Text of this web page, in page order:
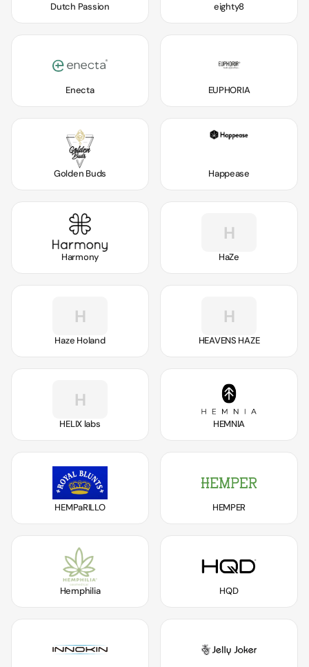
Dutch Passion eighty8
Enecta EUPHORIA
Golden Buds Happease
Harmony
H
HaZe
H
Haze Holand
H
HEAVENS HAZE
H
HELIX labs HEMNIA
HEMPaRILLO HEMPER
Hemphilia HQD